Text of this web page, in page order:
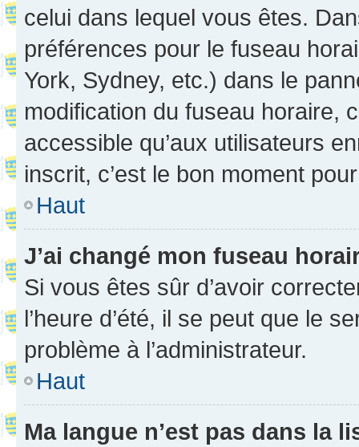
celui dans lequel vous êtes.
préférences pour le fuseau
York, Sydney, etc.) dans le
modification du fuseau horaire,
accessible qu’aux utilisateurs
inscrit, c’est le bon moment
Haut
J’ai changé mon fuseau
Si vous êtes sûr d’avoir
l’heure d’été, il se peut que le
problème à l’administrateur.
Haut
Ma langue n’est pas dans la